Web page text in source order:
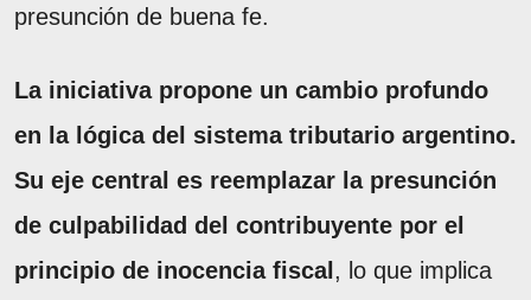
presunción de buena fe.
La iniciativa propone un cambio profundo
en la lógica del sistema tributario argentino.
Su eje central es reemplazar la presunción
de culpabilidad del contribuyente por el
principio de inocencia fiscal , lo que implica